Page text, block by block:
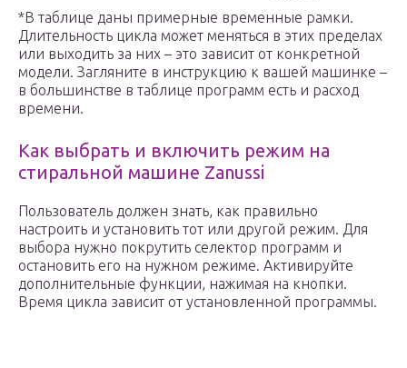
*В таблице даны примерные временные рамки.
Длительность цикла может меняться в этих пределах
или выходить за них – это зависит от конкретной
модели. Загляните в инструкцию к вашей машинке –
в большинстве в таблице программ есть и расход
времени.
Как выбрать и включить режим на
стиральной машине Zanussi
Пользователь должен знать, как правильно
настроить и установить тот или другой режим. Для
выбора нужно покрутить селектор программ и
остановить его на нужном режиме. Активируйте
дополнительные функции, нажимая на кнопки.
Время цикла зависит от установленной программы.